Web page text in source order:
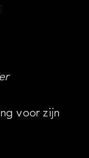
voor zijn